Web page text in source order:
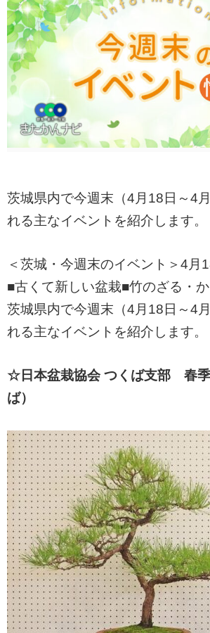
茨城県内で今週末（4月18日～4
れる主なイベントを紹介します。
＜茨城・今週末のイベント＞4
■古くて新しい盆栽■竹のざる・
茨城県内で今週末（4月18日～4
れる主なイベントを紹介します。
☆日本盆栽協会 つくば支部 春季
ば）